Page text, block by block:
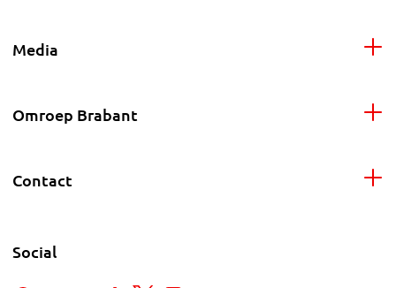
Media
Omroep Brabant
Contact
Social